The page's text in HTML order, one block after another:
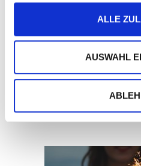
ALLE
AUSWAHL
Wir machen Sie fit,
dass dieRollen
Mentee klar sind,
weitergeben
dass Sie als
werden.